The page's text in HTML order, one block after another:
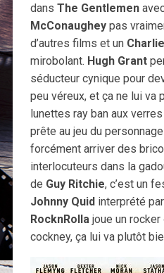
dans The Gentlemen
McConaugheypas
d’autres films et un
mirobolant. Hugh Grant
séducteur cynique pour
peu véreux, et ça ne lui va
lunettes ray ban aux
prête au jeu du
forcément arriver des
interlocuteurs dans la
de Guy Ritchie, c’est un
Johnny Quid interprété par
RocknRollajoue un rocker
cockney, ça lui va plutôt